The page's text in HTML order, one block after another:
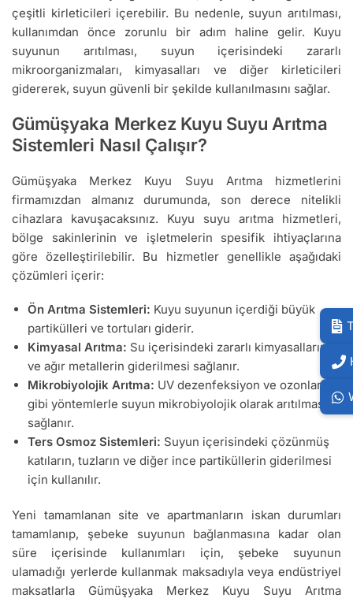
çeşitli kirleticileri içerebilir. Bu nedenle, suyun arıtılması,
kullanımdan önce zorunlu bir adım haline gelir. Kuyu
suyunun arıtılması, suyun içerisindeki zararlı
mikroorganizmaları, kimyasalları ve diğer kirleticileri
gidererek, suyun güvenli bir şekilde kullanılmasını sağlar.
Gümüşyaka Merkez Kuyu Suyu Arıtma
Sistemleri Nasıl Çalışır?
Gümüşyaka Merkez Kuyu Suyu Arıtma hizmetlerini
firmamızdan almanız durumunda, son derece nitelikli
cihazlara kavuşacaksınız. Kuyu suyu arıtma hizmetleri,
bölge sakinlerinin ve işletmelerin spesifik ihtiyaçlarına
göre özelleştirilebilir. Bu hizmetler genellikle aşağıdaki
çözümleri içerir:
Ön Arıtma Sistemleri: Kuyu suyunun içerdiği büyük
partikülleri ve tortuları giderir.
Kimyasal Arıtma: Su içerisindeki zararlı kimyasalların
ve ağır metallerin giderilmesi sağlanır.
Mikrobiyolojik Arıtma: UV dezenfeksiyon ve ozonlama
gibi yöntemlerle suyun mikrobiyolojik olarak arıtılması
sağlanır.
Ters Osmoz Sistemleri: Suyun içerisindeki çözünmüş
katıların, tuzların ve diğer ince partiküllerin giderilmesi
için kullanılır.
Yeni tamamlanan site ve apartmanların iskan durumları
tamamlanıp, şebeke suyunun bağlanmasına kadar olan
süre içerisinde kullanımları için, şebeke suyunun
ulamadığı yerlerde kullanmak maksadıyla veya endüstriyel
maksatlarla Gümüşyaka Merkez Kuyu Suyu Arıtma